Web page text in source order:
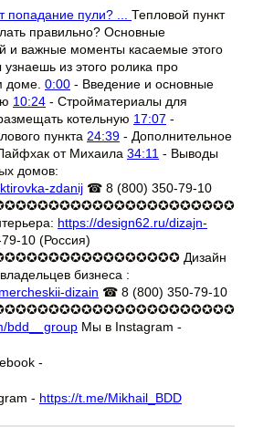
попадание пули? ... Тепловой пункт
правильно? Основные
и важные моменты касаемые этого
из этого ролика про
доме. 0:00 - Введение и основные
10:24 - Стройматериалы для
котельную 17:07 -
пункта 24:39 - Дополнительное
от Михаила 34:11 - Выводы
домов:
zdanij ☎ 8 (800) 350-79-10
https://design62.ru/dizajn-
10 (Россия)
Дизайн
бизнеса :
dizain ☎ 8 (800) 350-79-10
bdd__group Мы в Instagram -
-
- https://t.me/Mikhail_BDD